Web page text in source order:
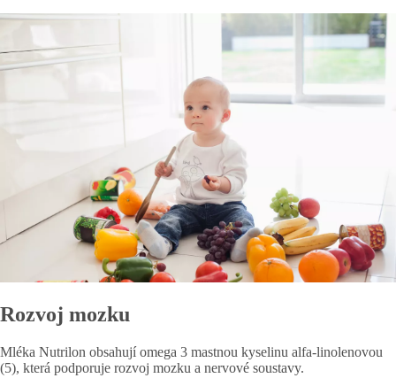
Rozvoj mozku
Mléka Nutrilon obsahují omega 3 mastnou kyselinu alfa-linolenovou
(5), která podporuje rozvoj mozku a nervové soustavy.